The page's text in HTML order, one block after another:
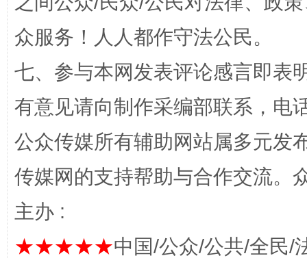
众服务！人人都作守法公民。
七、参与本网发表评论感言即表
有意见请向制作采编部联系，电
公众传媒所有辅助网站属多元发
传媒网的支持帮助与合作交流。
主办 :
★★★★★中国/公众/公共/全民/